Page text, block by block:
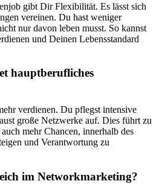
gibt Dir Flexibilität. Es lässt sich
vereinen. Du hast weniger
nur davon leben musst. So kannst
und Deinen Lebensstandard
hauptberufliches
verdienen. Du pflegst intensive
große Netzwerke auf. Dies führt zu
mehr Chancen, innerhalb des
und Verantwortung zu
im Networkmarketing?